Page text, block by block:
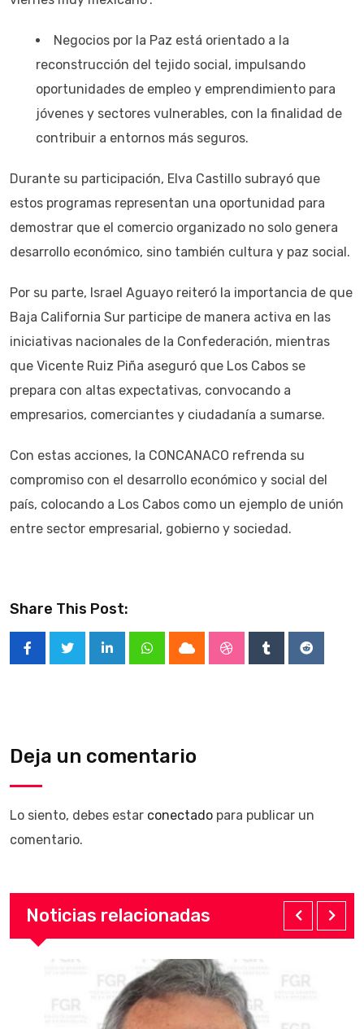
Negocios por la Paz está orientado a la
reconstrucción del tejido social, impulsando
oportunidades de empleo y emprendimiento para
jóvenes y sectores vulnerables, con la finalidad de
contribuir a entornos más seguros.
Durante su participación, Elva Castillo subrayó que
estos programas representan una oportunidad para
demostrar que el comercio organizado no solo genera
desarrollo económico, sino también cultura y paz social.
Por su parte, Israel Aguayo reiteró la importancia de que
Baja California Sur participe de manera activa en las
iniciativas nacionales de la Confederación, mientras
que Vicente Ruiz Piña aseguró que Los Cabos se
prepara con altas expectativas, convocando a
empresarios, comerciantes y ciudadanía a sumarse.
Con estas acciones, la CONCANACO refrenda su
compromiso con el desarrollo económico y social del
país, colocando a Los Cabos como un ejemplo de unión
entre sector empresarial, gobierno y sociedad.
Share This Post:
LinkedInWhatsappCloud StumbleUpon
TumblrReddit
Deja un comentario
Lo siento, debes estar conectado para publicar un
comentario.
Noticias relacionadas